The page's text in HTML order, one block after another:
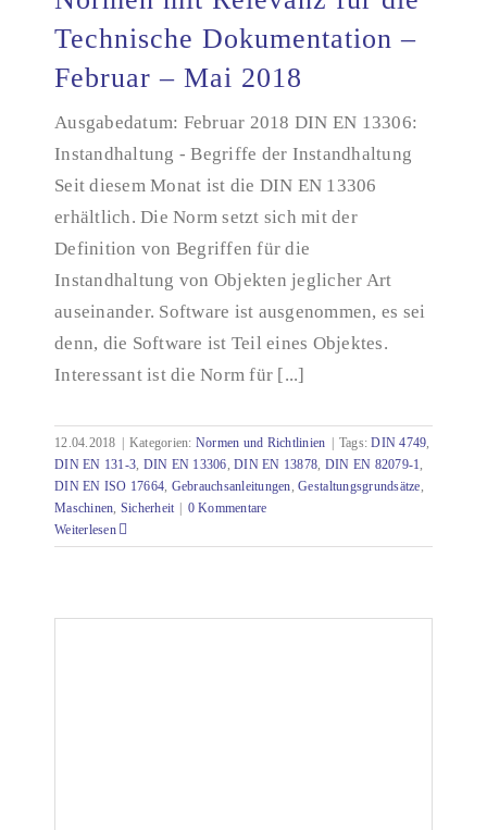
Normen mit Relevanz für die Technische
Technische Dokumentation –
Februar – Mai 2018
Ausgabedatum: Februar 2018 DIN EN 13306:
Instandhaltung - Begriffe der Instandhaltung
Seit diesem Monat ist die DIN EN 13306
erhältlich. Die Norm setzt sich mit der
Definition von Begriffen für die
Instandhaltung von Objekten jeglicher Art
auseinander. Software ist ausgenommen, es sei
denn, die Software ist Teil eines Objektes.
Interessant ist die Norm für [...]
12.04.2018 Kategorien: Normen und Richtlinien Tags:DIN 4749,
DIN EN 131-3, DIN EN 13306,DIN EN 13878, DIN EN 82079-1,
DIN EN ISO 17664, Gebrauchsanleitungen,Gestaltungsgrundsätze,
Maschinen, Sicherheit
0 Kommentare
Weiterlesen